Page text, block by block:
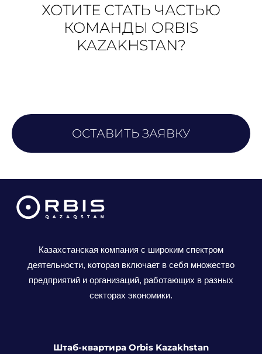
ХОТИТЕ СТАТЬ ЧАСТЬЮ
КОМАНДЫ ORBIS
KAZAKHSTAN?
ОСТАВИТЬ ЗАЯВКУ
Казахстанская компания с широким спектром
деятельности, которая включает в себя множество
предприятий и организаций, работающих в разных
секторах экономики.
Штаб-квартира Orbis Kazakhstan